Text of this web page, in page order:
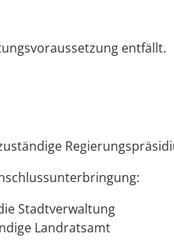
entfällt.
Stadtverwaltung
Landratsamt